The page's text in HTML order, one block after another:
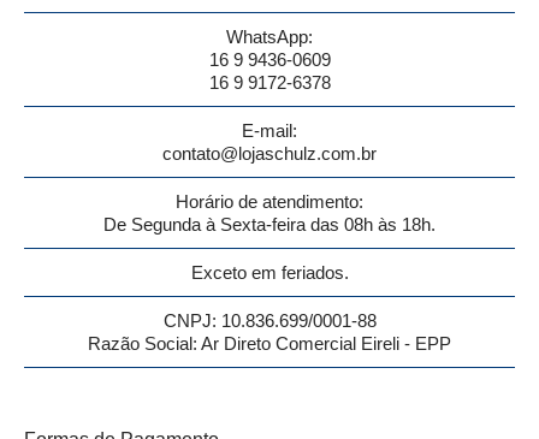
WhatsApp:
16 9 9436-0609
16 9 9172-6378
E-mail:
contato@lojaschulz.com.br
Horário de atendimento:
De Segunda à Sexta-feira das 08h às 18h.
Exceto em feriados.
CNPJ: 10.836.699/0001-88
Razão Social: Ar Direto Comercial Eireli - EPP